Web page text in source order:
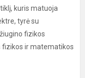
kuris matuoja
tyrė su
fizikos
fizikos ir matematikos